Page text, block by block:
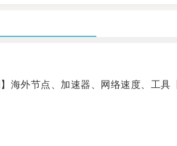
外节点、加速器、网络速度、工具